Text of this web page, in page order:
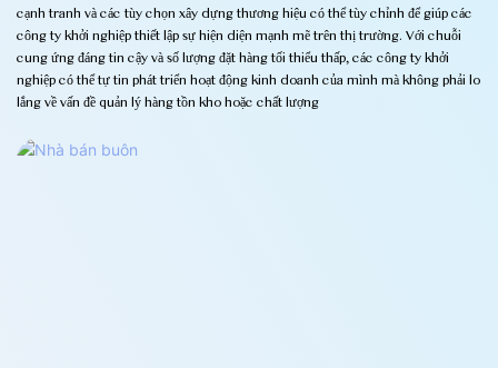
cạnh tranh và các tùy chọn xây dựng thương hiệu có thể tùy chỉnh để giúp các
công ty khởi nghiệp thiết lập sự hiện diện mạnh mẽ trên thị trường. Với chuỗi
cung ứng đáng tin cậy và số lượng đặt hàng tối thiểu thấp, các công ty khởi
nghiệp có thể tự tin phát triển hoạt động kinh doanh của mình mà không phải lo
lắng về vấn đề quản lý hàng tồn kho hoặc chất lượng